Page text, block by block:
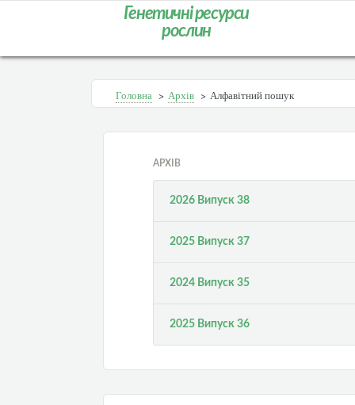
Генетичні ресурси
рослин
Головна > Архів > Алфавітний пошук
АРХІВ
2026 Випуск 38
2025 Випуск 37
2024 Випуск 35
2025 Випуск 36